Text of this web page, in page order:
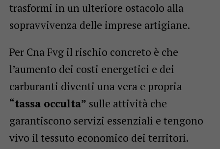
trasformi in un ulteriore ostacolo alla
sopravvivenza delle imprese artigiane.
Per Cna Fvg il rischio concreto è che
l’aumento dei costi energetici e dei
carburanti diventi una vera e propria
“tassa occulta” sulle attività che
garantiscono servizi essenziali e tengono
vivo il tessuto economico dei territori.